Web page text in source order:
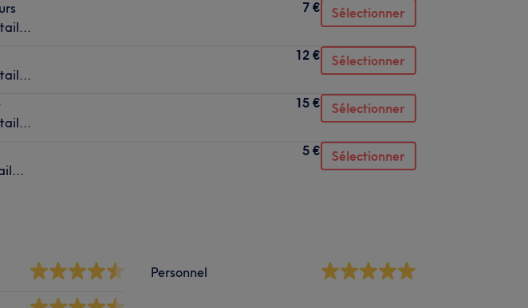
7 € Sélectionner
12 € Sélectionner
15 € Sélectionner
5 € Sélectionner
Personnel